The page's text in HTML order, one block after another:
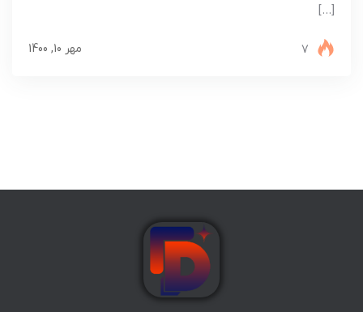
[…]
مهر 10, 1400 7